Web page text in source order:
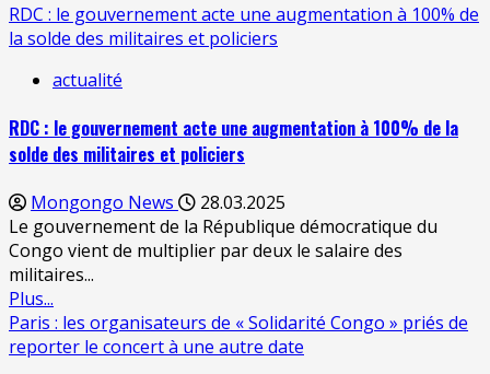
RDC : le gouvernement acte une augmentation à 100% de
la solde des militaires et policiers
actualité
RDC : le gouvernement acte une augmentation à 100% de la
solde des militaires et policiers
Mongongo News
28.03.2025
Le gouvernement de la République démocratique du
Congo vient de multiplier par deux le salaire des
militaires...
Plus...
Paris : les organisateurs de « Solidarité Congo » priés de
reporter le concert à une autre date